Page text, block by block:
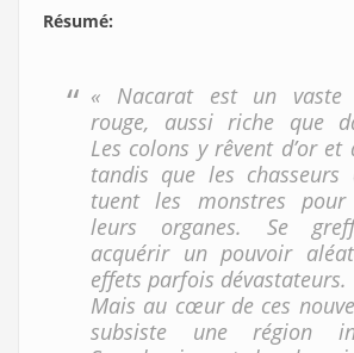
Résumé:
« Nacarat est un vaste
rouge, aussi riche que
Les colons y rêvent d’or et
tandis que les chasseurs
tuent les monstres pour
leurs organes. Se
acquérir un pouvoir
effets parfois dévastateurs.
Mais au cœur de ces
subsiste une région